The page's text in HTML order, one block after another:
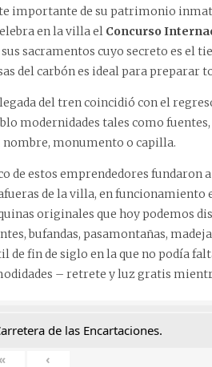
importante de su patrimonio
en la villa el Concurso
sacramentos cuyo secreto es el
del carbón es ideal para preparar
del tren coincidió con el
modernidades tales como
nombre, monumento o capilla.
de estos emprendedores fundaron
de la villa, en funcionamiento
originales que hoy podemos
bufandas, pasamontañas,
de fin de siglo en la que no podía
– retrete y luz gratis
de las Encartaciones.
«
‹